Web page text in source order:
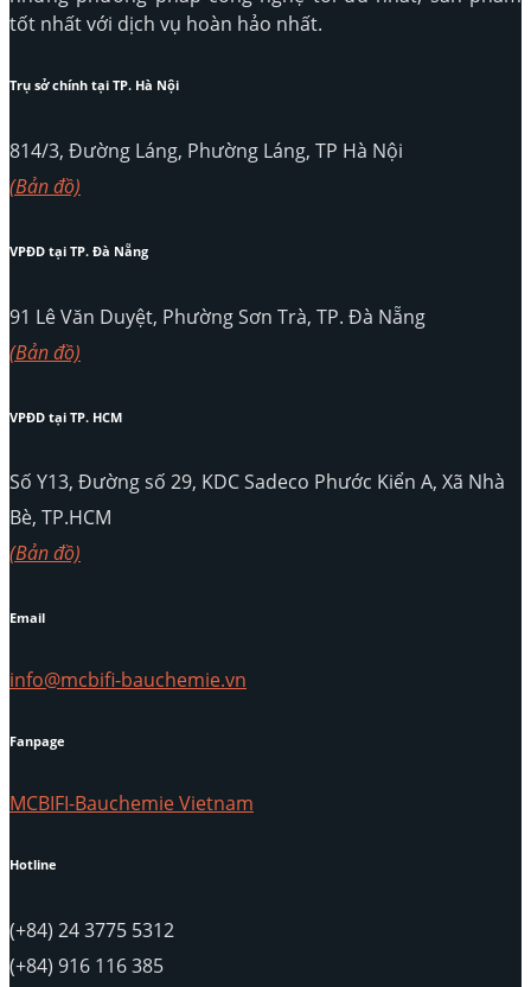
tốt nhất với dịch vụ hoàn hảo nhất.
Trụ sở chính tại TP. Hà Nội
814/3, Đường Láng, Phường Láng, TP Hà Nội
(Bản đồ)
VPĐD tại TP. Đà Nẵng
91 Lê Văn Duyệt, Phường Sơn Trà, TP. Đà Nẵng
(Bản đồ)
VPĐD tại TP. HCM
Số Y13, Đường số 29, KDC Sadeco Phước Kiển A, Xã Nhà
Bè, TP.HCM
(Bản đồ)
Email
info@mcbifi-bauchemie.vn
Fanpage
MCBIFI-Bauchemie Vietnam
Hotline
(+84) 24 3775 5312
(+84) 916 116 385